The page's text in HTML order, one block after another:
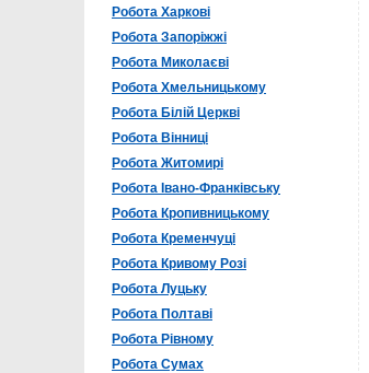
Робота Харкові
Робота Запоріжжі
Робота Миколаєві
Робота Хмельницькому
Робота Білій Церкві
Робота Вінниці
Робота Житомирі
Робота Івано-Франківську
Робота Кропивницькому
Робота Кременчуці
Робота Кривому Розі
Робота Луцьку
Робота Полтаві
Робота Рівному
Робота Сумах